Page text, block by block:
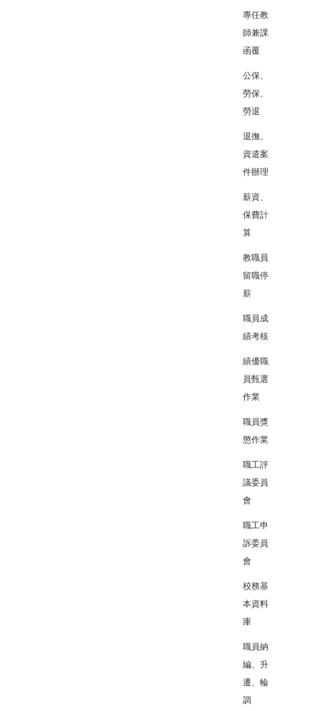
專任教
師兼課
函覆
公保、
勞保、
勞退
退撫、
資遣案
件辦理
薪資、
保費計
算
教職員
留職停
薪
職員成
績考核
績優職
員甄選
作業
職員獎
懲作業
職工評
議委員
會
職工申
訴委員
會
校務基
本資料
庫
職員納
編、升
遷、輪
調